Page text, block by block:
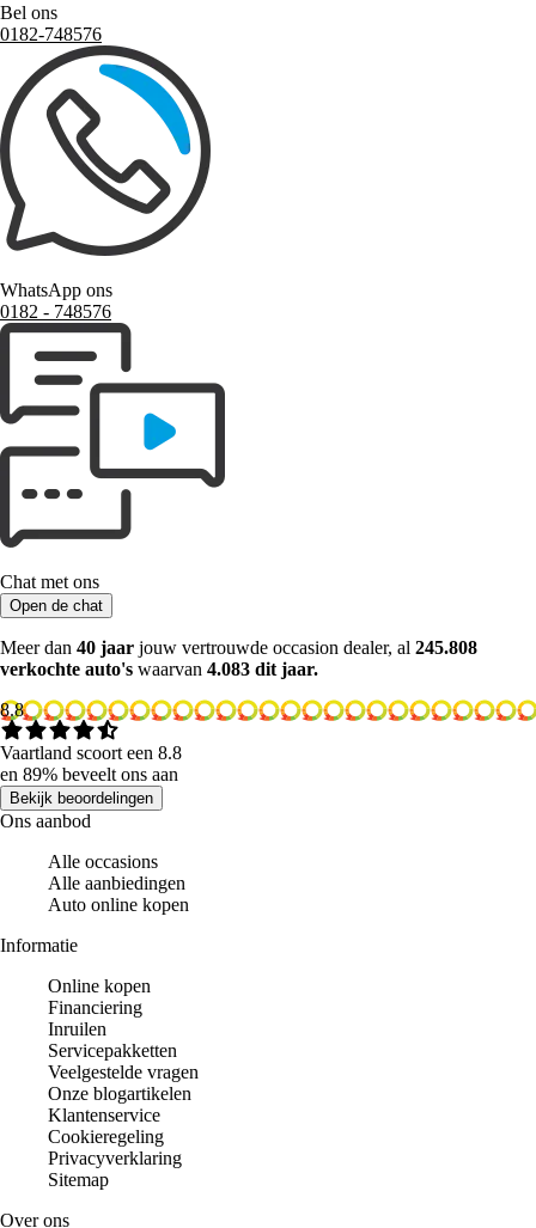
Bel ons
0182-748576
WhatsApp ons
0182 ‑ 748576
Chat met ons
Open de chat
Meer dan 40 jaar jouw vertrouwde occasion dealer, al 245.808
verkochte auto's waarvan 4.083 dit jaar.
8.8
Vaartland scoort een 8.8
en 89% beveelt ons aan
Bekijk beoordelingen
Ons aanbod
Alle occasions
Alle aanbiedingen
Auto online kopen
Informatie
Online kopen
Financiering
Inruilen
Servicepakketten
Veelgestelde vragen
Onze blogartikelen
Klantenservice
Cookieregeling
Privacyverklaring
Sitemap
Over ons